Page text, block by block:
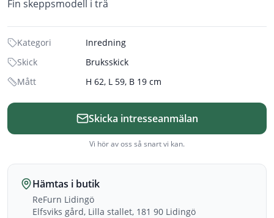
Fin skeppsmodell i trä
Kategori
Inredning
Skick
Bruksskick
Mått
H 62, L 59, B 19 cm
Skicka intresseanmälan
Vi hör av oss så snart vi kan.
Hämtas i butik
ReFurn Lidingö
Elfsviks gård, Lilla stallet, 181 90 Lidingö